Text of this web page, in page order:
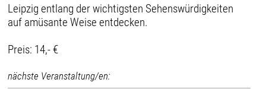
Leipzig entlang der wichtigsten Sehenswürdigkeiten
auf amüsante Weise entdecken.
Preis: 14,- €
nächste Veranstaltung/en: